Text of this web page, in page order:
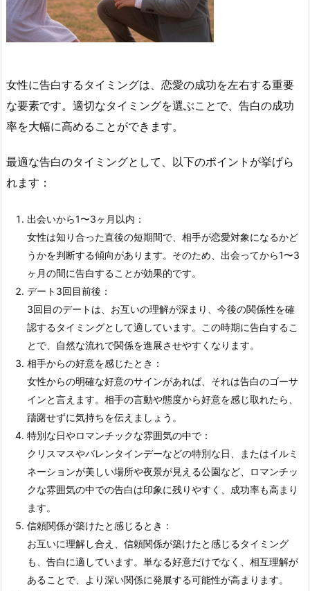
女性に告白するタイミングは、恋愛の成功を左右する重要
な要素です。適切なタイミングを選ぶことで、告白の成功
率を大幅に高めることができます。
最適な告白のタイミングとして、以下のポイントが挙げら
れます：
出会いから1〜3ヶ月以内：
女性は知り合った直後の短期間で、相手が恋愛対象になるかど
うかを判断する傾向があります。そのため、出会ってから1〜3
ヶ月の間に告白することが効果的です。
デート3回目前後：
3回目のデートは、お互いの理解が深まり、今後の関係性を確
認するタイミングとして適しています。この時期に告白するこ
とで、自然な流れで関係を進展させやすくなります。
相手からの好意を感じたとき：
女性からの明確な好意のサインがあれば、それは告白のゴーサ
インと言えます。相手の言動や態度から好意を感じ取れたら、
躊躇せずに気持ちを伝えましょう。
特別な日やロマンチックな雰囲気の中で：
クリスマスやバレンタインデーなどの特別な日、またはイルミ
ネーションが美しい場所や夜景が見える公園など、ロマンチッ
クな雰囲気の中での告白は印象に残りやすく、成功率も高まり
ます。
信頼関係が築けたと感じるとき：
お互いに理解し合え、信頼関係が築けたと感じるタイミング
も、告白に適しています。単なる好意だけでなく、相互理解が
あることで、より深い関係に発展する可能性が高まります。